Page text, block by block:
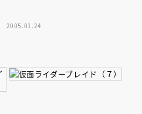
2005.01.24